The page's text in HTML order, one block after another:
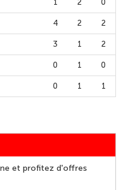
1 2 0
4 2 2
3 1 2
0 1 0
0 1 1
et profitez d'offres